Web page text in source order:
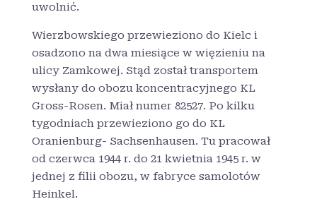
uwolnić.
Wierzbowskiego przewieziono do Kielc i
osadzono na dwa miesiące w więzieniu na
ulicy Zamkowej. Stąd został transportem
wysłany do obozu koncentracyjnego KL
Gross-Rosen. Miał numer 82527. Po kilku
tygodniach przewieziono go do KL
Oranienburg- Sachsenhausen. Tu pracował
od czerwca 1944 r. do 21 kwietnia 1945 r. w
jednej z filii obozu, w fabryce samolotów
Heinkel.